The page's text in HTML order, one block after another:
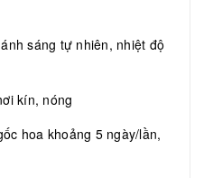
sáng tự nhiên, nhiệt độ
kín, nóng
hoa khoảng 5 ngày/lần,